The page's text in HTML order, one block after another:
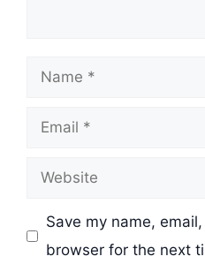
Name
Email
Website
Save my name,
browser for the next